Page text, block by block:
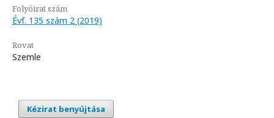
Folyóirat szám
Évf. 135 szám 2 (2019)
Rovat
Szemle
Kézirat benyújtása